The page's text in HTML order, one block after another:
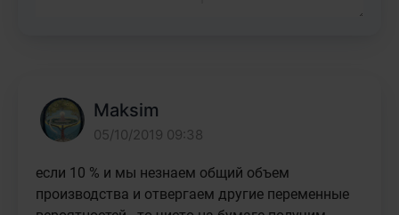
Maksim
05/10/2019 09:38
если 10 % и мы незнаем общий объем
производства и отвергаем другие переменные